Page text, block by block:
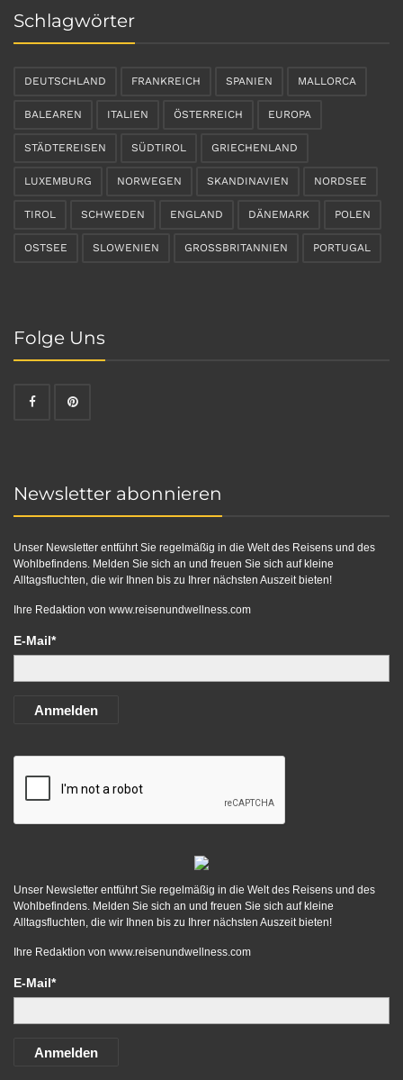
Schlagwörter
DEUTSCHLAND FRANKREICH SPANIEN MALLORCA
BALEAREN ITALIEN ÖSTERREICH EUROPA
STÄDTEREISEN SÜDTIROL GRIECHENLAND
LUXEMBURG NORWEGEN SKANDINAVIEN NORDSEE
TIROL SCHWEDEN ENGLAND DÄNEMARK POLEN
OSTSEE SLOWENIEN GROSSBRITANNIEN PORTUGAL
Folge Uns
Newsletter abonnieren
Unser Newsletter entführt Sie regelmäßig in die Welt des Reisens und des
Wohlbefindens. Melden Sie sich an und freuen Sie sich auf kleine
Alltagsfluchten, die wir Ihnen bis zu Ihrer nächsten Auszeit bieten!
Ihre Redaktion von www.reisenundwellness.com
E-Mail*
Anmelden
Unser Newsletter entführt Sie regelmäßig in die Welt des Reisens und des
Wohlbefindens. Melden Sie sich an und freuen Sie sich auf kleine
Alltagsfluchten, die wir Ihnen bis zu Ihrer nächsten Auszeit bieten!
Ihre Redaktion von www.reisenundwellness.com
E-Mail*
Anmelden